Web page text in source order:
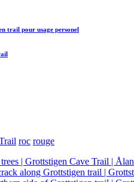
trail pour usage personel
roc rouge